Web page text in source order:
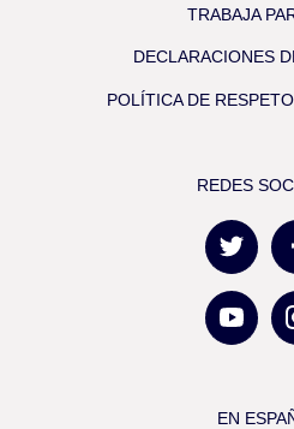
TRABAJA
DECLARACIONES
POLÍTICA DE
REDES
EN